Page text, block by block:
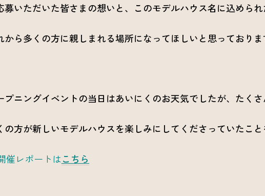
募いただいた皆さまの想いと、このモデルハウス名に込められ
から多くの方に親しまれる場所になってほしいと思っておりま
プニングイベントの当日はあいにくのお天気でしたが、たくさ
の方が新しいモデルハウスを楽しみにしてくださっていたこ
催レポートはこちら